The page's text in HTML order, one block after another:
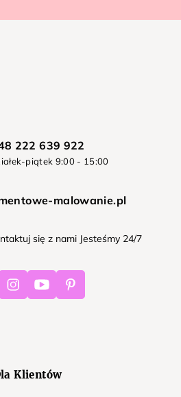
222 639 922
piątek 9:00 - 15:00
malowanie.pl
się z nami Jesteśmy 24/7
InstagramYoutube Pinterest
Klientów